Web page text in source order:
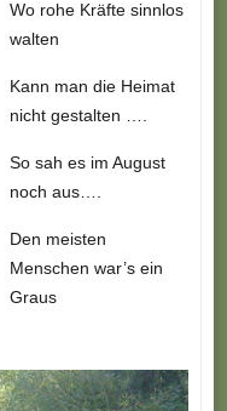
Wo rohe Kräfte sinnlos
walten
Kann man die Heimat
nicht gestalten ….
So sah es im August
noch aus….
Den meisten
Menschen war’s ein
Graus